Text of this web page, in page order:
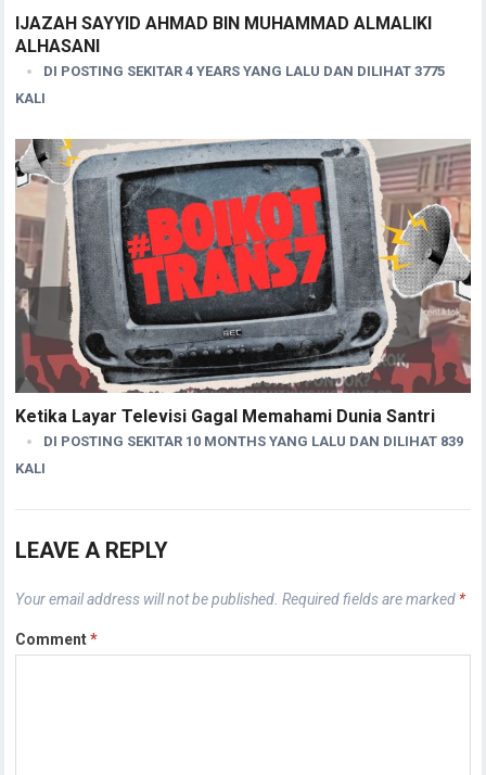
IJAZAH SAYYID AHMAD BIN MUHAMMAD ALMALIKI
ALHASANI
DI POSTING SEKITAR 4 YEARS YANG LALU DAN DILIHAT 3775
KALI
Ketika Layar Televisi Gagal Memahami Dunia Santri
DI POSTING SEKITAR 10 MONTHS YANG LALU DAN DILIHAT 839
KALI
LEAVE A REPLY
Your email address will not be published. Required fields are marked *
Comment*